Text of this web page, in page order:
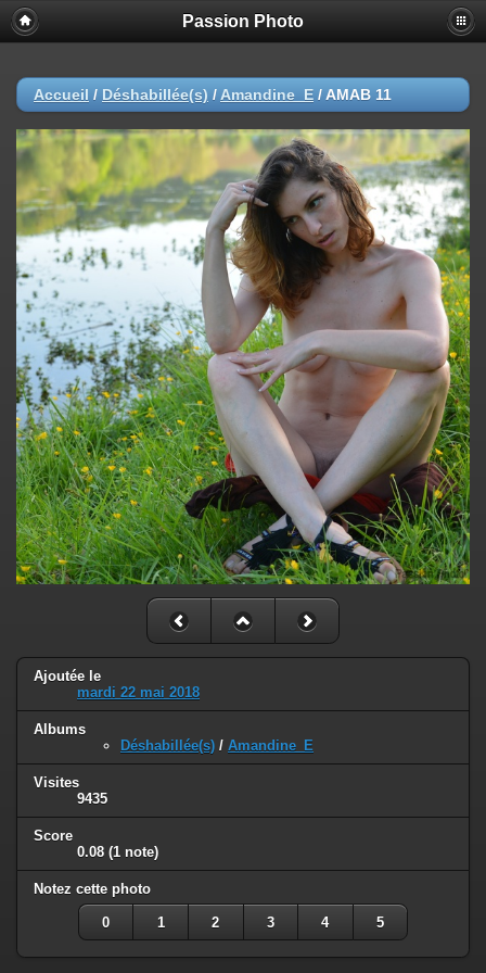
Passion Photo
Accueil / Déshabillée(s) / Amandine_E / AMAB 11
Ajoutée le
mardi 22 mai 2018
Albums
Déshabillée(s) / Amandine_E
Visites
9435
Score
0.08 (1 note)
Notez cette photo
0 1 2 3 4 5